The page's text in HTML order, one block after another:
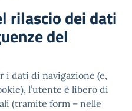
rilascio dei dati
del
i dati di navigazione (e,
l’utente è libero di
(tramite form – nelle